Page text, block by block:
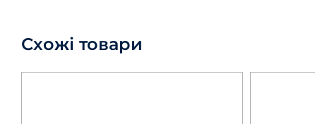
Схожі товари